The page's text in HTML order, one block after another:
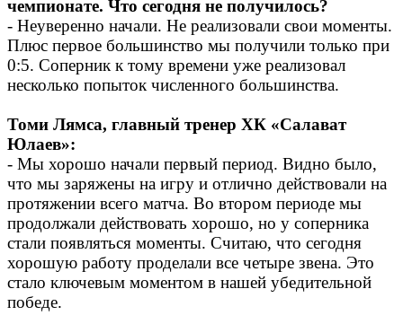
чемпионате. Что сегодня не получилось?
- Неуверенно начали. Не реализовали свои моменты.
Плюс первое большинство мы получили только при
0:5. Соперник к тому времени уже реализовал
несколько попыток численного большинства.
Томи Лямса, главный тренер ХК «Салават
Юлаев»:
- Мы хорошо начали первый период. Видно было,
что мы заряжены на игру и отлично действовали на
протяжении всего матча. Во втором периоде мы
продолжали действовать хорошо, но у соперника
стали появляться моменты. Считаю, что сегодня
хорошую работу проделали все четыре звена. Это
стало ключевым моментом в нашей убедительной
победе.